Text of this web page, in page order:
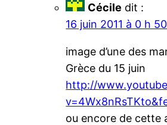
Cécile dit :
16 juin 2011 à 0 h
image d’une des
Grèce du 15 juin
http://
ou encore de cette